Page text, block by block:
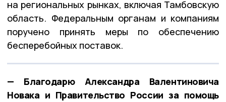
на региональных рынках, включая Тамбовскую
область. Федеральным органам и компаниям
поручено принять меры по обеспечению
бесперебойных поставок.
— Благодарю Александра Валентиновича
Новака и Правительство России за помощь